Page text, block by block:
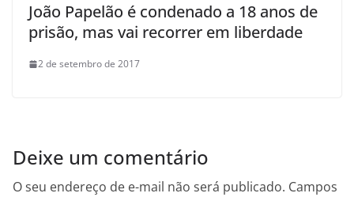
João Papelão é condenado a 18 anos de
prisão, mas vai recorrer em liberdade
2 de setembro de 2017
Deixe um comentário
O seu endereço de e-mail não será publicado. Campos